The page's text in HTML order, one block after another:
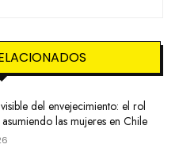
del envejecimiento: el rol
las mujeres en Chile